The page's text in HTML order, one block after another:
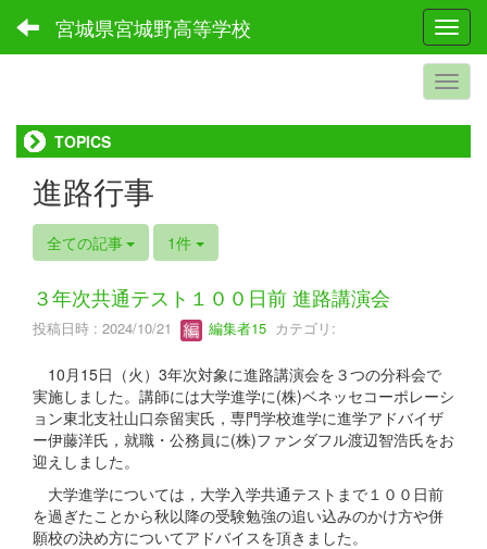
宮城県宮城野高等学校
TOPICS
進路行事
全ての記事 1件
３年次共通テスト１００日前 進路講演会
投稿日時 : 2024/10/21 編集者15 カテゴリ:
10月15日（火）3年次対象に進路講演会を３つの分科会で
実施しました。講師には大学進学に(株)ベネッセコーポレーシ
ョン東北支社山口奈留実氏，専門学校進学に進学アドバイザ
ー伊藤洋氏，就職・公務員に(株)ファンダフル渡辺智浩氏をお
迎えしました。
大学進学については，大学入学共通テストまで１００日前
を過ぎたことから秋以降の受験勉強の追い込みのかけ方や併
願校の決め方についてアドバイスを頂きました。